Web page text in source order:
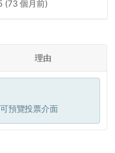
(73 個月前)
理由
預覽投票介面